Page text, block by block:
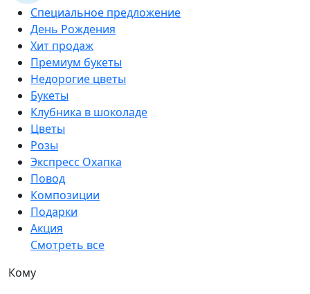
Специальное предложение
День Рождения
Хит продаж
Премиум букеты
Недорогие цветы
Букеты
Клубника в шоколаде
Цветы
Розы
Экспресс Охапка
Повод
Композиции
Подарки
Акция
Смотреть все
Кому